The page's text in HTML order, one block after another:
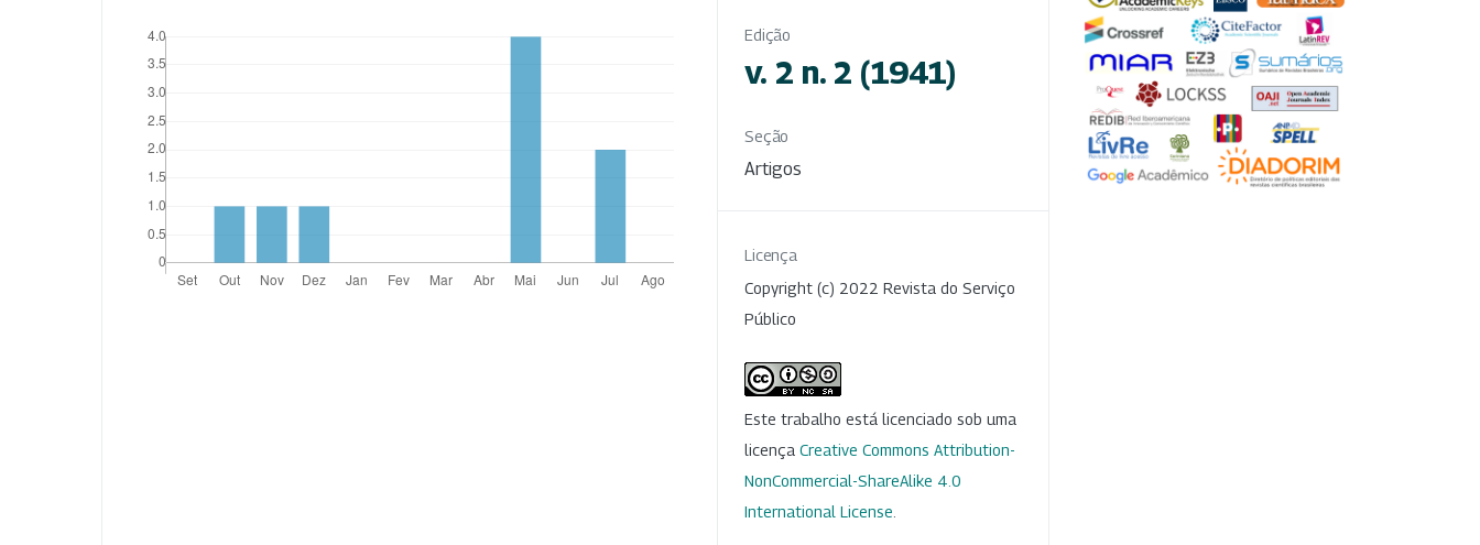
Edição
v. 2 n. 2 (1941)
Seção
Artigos
Licença
Copyright (c) 2022 Revista do Serviço
Público
Este trabalho está licenciado sob uma
licença Creative Commons Attribution-
NonCommercial-ShareAlike 4.0
International License